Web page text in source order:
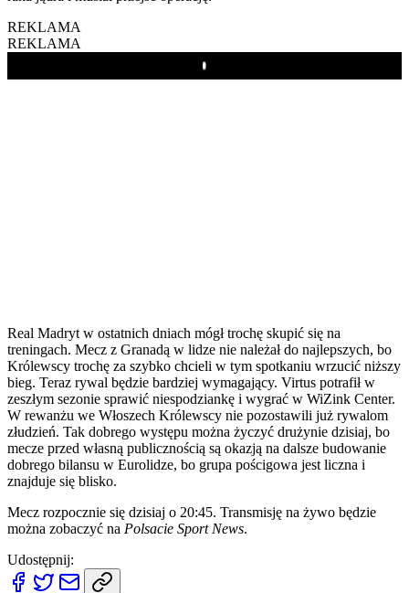
REKLAMA
REKLAMA
Play
Real Madryt w ostatnich dniach mógł trochę skupić się na
treningach. Mecz z Granadą w lidze nie należał do najlepszych, bo
Królewscy trochę za szybko chcieli w tym spotkaniu wrzucić niższy
bieg. Teraz rywal będzie bardziej wymagający. Virtus potrafił w
zeszłym sezonie sprawić niespodziankę i wygrać w WiZink Center.
W rewanżu we Włoszech Królewscy nie pozostawili już rywalom
złudzień. Tak dobrego występu można życzyć drużynie dzisiaj, bo
mecze przed własną publicznością są okazją na dalsze budowanie
dobrego bilansu w Eurolidze, bo grupa pościgowa jest liczna i
znajduje się blisko.
Mecz rozpocznie się dzisiaj o 20:45. Transmisję na żywo będzie
można zobaczyć na Polsacie Sport News.
Udostępnij: